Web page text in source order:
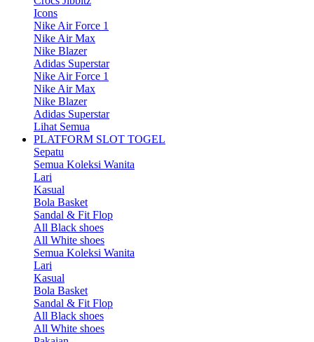
Icons
Nike Air Force 1
Nike Air Max
Nike Blazer
Adidas Superstar
Nike Air Force 1
Nike Air Max
Nike Blazer
Adidas Superstar
Lihat Semua
PLATFORM SLOT TOGEL
Sepatu
Semua Koleksi Wanita
Lari
Kasual
Bola Basket
Sandal & Fit Flop
All Black shoes
All White shoes
Semua Koleksi Wanita
Lari
Kasual
Bola Basket
Sandal & Fit Flop
All Black shoes
All White shoes